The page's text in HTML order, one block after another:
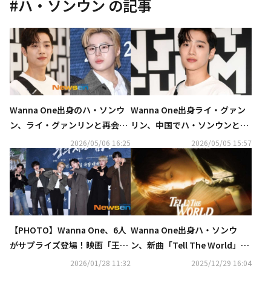
#ハ・ソンウン の記事
Wanna One出身のハ・ソンウ
ン、ライ・グァンリンと再会…
チャットの内容を公開！涙の理
由とは
2026/05/06 16:25
Wanna One出身ライ・グァン
リン、中国でハ・ソンウンと再
会！メンバーたちも驚きの予告
映像に注目
2026/05/05 15:57
【PHOTO】Wanna One、6人
がサプライズ登場！映画「王と
生きる男」VIP試写会に出席…
2026/01/28 11:32
Wanna One出身ハ・ソンウ
ン、新曲「Tell The World」を
2026年1月5日にリリース！予
2025/12/29 16:04